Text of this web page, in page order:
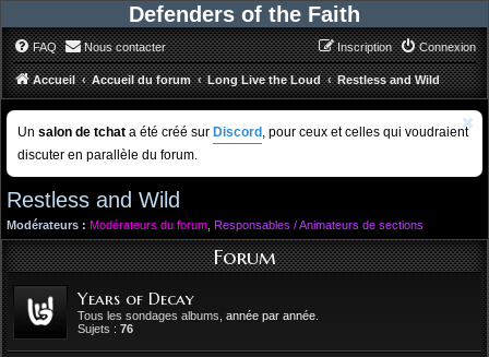
Defenders of the Faith
FAQ Nous contacter Connexion
Inscription
Accueil Accueil du forum Long Live the Loud Restless and Wild
Un salon de tchat a été créé sur Discord , pour ceux et celles qui voudraient
discuter en parallèle du forum.
Restless and Wild
Modérateurs : Modérateurs du forum Responsables / Animateurs de sections
Forum
Years of Decay
Tous les sondages albums, année par année
Sujets : 76